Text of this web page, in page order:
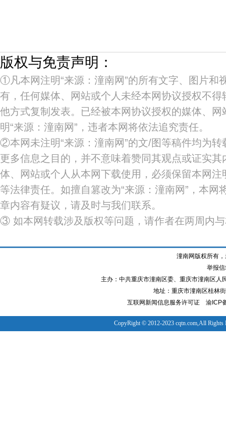
版权与免责声明：
①凡本网注明“来源：潼南网”的所有文字、图片和
有，任何媒体、网站或个人未经本网协议授权不
他方式复制发表。已经被本网协议授权的媒体、
明“来源：潼南网”，违者本网将依法追究责任。
②本网未注明“来源：潼南网”的文/图等稿件均为
更多信息之目的，并不意味着赞同其观点或证实
体、网站或个人从本网下载使用，必须保留本网注
等法律责任。如擅自篡改为“来源：潼南网”，本网
章内容有疑议，请及时与我们联系。
③ 如本网转载涉及版权等问题，请作者在两周内
潼南网版权所有
举报
主办：中共重庆市潼南区委、重庆市潼南区
地址：重庆市潼南区桂林
互联网新闻信息服务许可证
渝ICP
CopyRight © 2012-2023 cqtn.com,All Rights